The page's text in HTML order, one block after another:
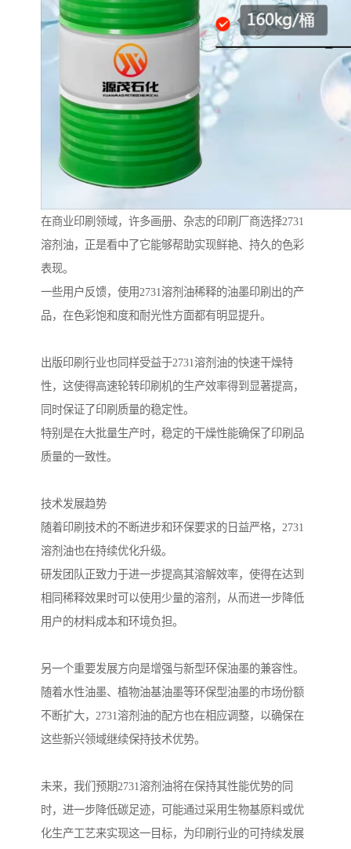
在商业印刷领域，许多画册、杂志的印刷厂商选择2731
溶剂油，正是看中了它能够帮助实现鲜艳、持久的色彩
表现。
一些用户反馈，使用2731溶剂油稀释的油墨印刷出的产
品，在色彩饱和度和耐光性方面都有明显提升。
出版印刷行业也同样受益于2731溶剂油的快速干燥特
性，这使得高速轮转印刷机的生产效率得到显著提高，
同时保证了印刷质量的稳定性。
特别是在大批量生产时，稳定的干燥性能确保了印刷品
质量的一致性。
技术发展趋势
随着印刷技术的不断进步和环保要求的日益严格，2731
溶剂油也在持续优化升级。
研发团队正致力于进一步提高其溶解效率，使得在达到
相同稀释效果时可以使用少量的溶剂，从而进一步降低
用户的材料成本和环境负担。
另一个重要发展方向是增强与新型环保油墨的兼容性。
随着水性油墨、植物油基油墨等环保型油墨的市场份额
不断扩大，2731溶剂油的配方也在相应调整，以确保在
这些新兴领域继续保持技术优势。
未来，我们预期2731溶剂油将在保持其性能优势的同
时，进一步降低碳足迹，可能通过采用生物基原料或优
化生产工艺来实现这一目标，为印刷行业的可持续发展